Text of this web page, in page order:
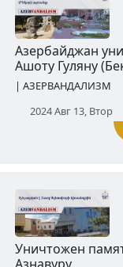
основания
Святого
|
2024 Июль 30,